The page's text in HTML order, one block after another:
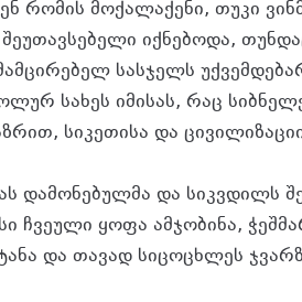
რომის მოქალაქენი, თუკი
იქნებოდა,
სასჯელს
სახეს იმისას, რაც
სიკეთისა და
დამონებულმა და სიკვდილს
ჩვეული ყოფა ამჯობინა,
და თავად სიცოცხლეს